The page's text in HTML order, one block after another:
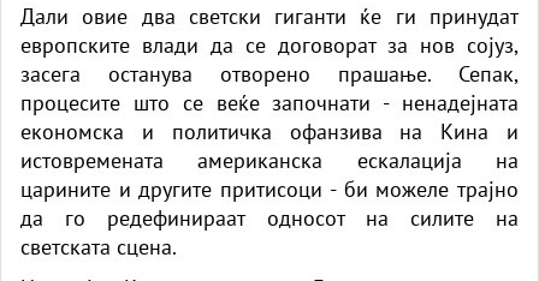
Дали овие два светски гиганти ќе ги принудат
европските влади да се договорат за нов сојуз,
засега останува отворено прашање. Сепак,
процесите што се веќе започнати - ненадејната
економска и политичка офанзива на Кина и
истовремената американска ескалација на
царините и другите притисоци - би можеле трајно
да го редефинираат односот на силите на
светската сцена.